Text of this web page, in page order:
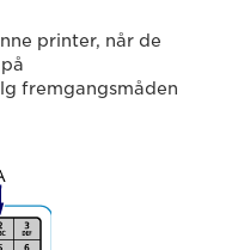
printer, når de
fremgangsmåden